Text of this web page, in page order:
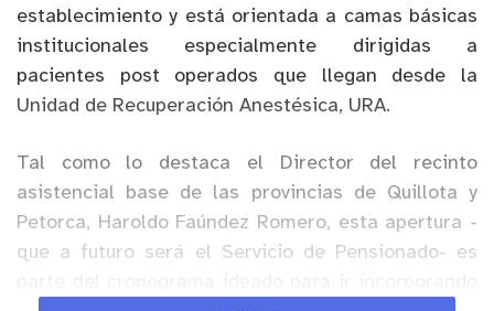
establecimiento y está orientada a camas básicas
institucionales especialmente dirigidas a
pacientes post operados que llegan desde la
Unidad de Recuperación Anestésica, URA.
Tal como lo destaca el Director del recinto
asistencial base de las provincias de Quillota y
Petorca, Haroldo Faúndez Romero, esta apertura -
que a futuro será el Servicio de Pensionado- es